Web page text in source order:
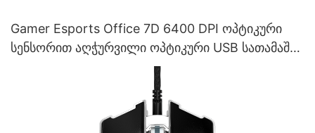
Gamer Esports Office 7D 6400 DPI ოპტიკური
სენსორით აღჭურვილი ოპტიკური USB სათამაშო
მაუსი, მწარმოებლის M215